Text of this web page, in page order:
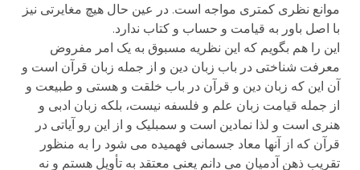
موانع نظری کمتری مواجه است. در عین حال هیچ مغایرتی نیز
با اصل باور به قیامت و حساب و کتاب ندارد.
این را هم بگویم که این نظریه مسبوق به یک امر مفروض
معرفت شناختی در باب زبان دین و از جمله زبان قرآن است و
آن این که زبان دین و قرآن در باب خلقت و هستی و طبیعت و
از جمله قیامت زبان علم و فلسفه نیست، بلکه زبان ادبی و
هنری است و لذا نمادین است و سمبلیک و از این رو آیاتی در
قرآن که از آنها معاد جسمانی فهمیده می شود را به منظور
تقریب ذهن آدمیان می دانم یعنی معتقد به تأویل هستم و نه